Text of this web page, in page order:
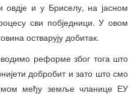
и у Бриселу, на јасном
сви побједници. У овом
остварују добитак.
реформе због тога што
добробит и зато што смо
међу земље чланице ЕУ